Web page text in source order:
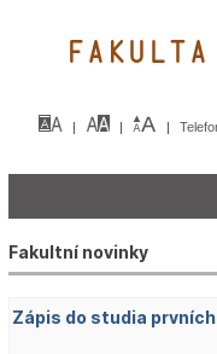
Fakultní novinky
Zápis do studia